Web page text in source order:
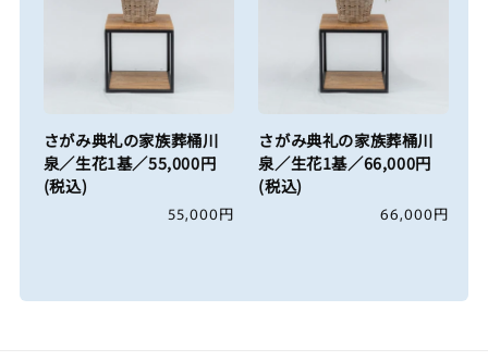
さがみ典礼の家族葬桶川
泉／生花1基／55,000円
(税込)
通
55,000円
さがみ典礼の家族葬桶川
泉／生花1基／66,000円
(税込)
通
66,000円